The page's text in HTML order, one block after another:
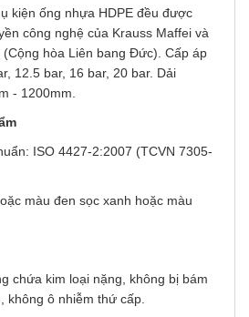
kiện ống nhựa HDPE đều được
công nghệ của Krauss Maffei và
(Cộng hòa Liên bang Đức). Cấp áp
12.5 bar, 16 bar, 20 bar. Dải
- 1200mm.
ISO 4427-2:2007 (TCVN 7305-
màu đen sọc xanh hoặc màu
chứa kim loại nặng, không bị bám
không ô nhiễm thứ cấp.